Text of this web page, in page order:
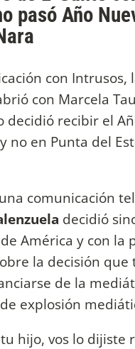
pasó Año
con Intrusos,
con Marcela
decidió recibir el
no en Punta del
comunicación
decidió
América y con la
la decisión que
de la
explosión
hijo, vos lo dijiste